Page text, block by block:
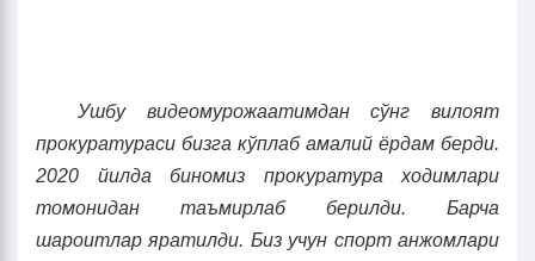
Ушбу видеомурожаатимдан сўнг вилоят
прокуратураси бизга кўплаб амалий ёрдам берди.
2020 йилда биномиз прокуратура ходимлари
томонидан таъмирлаб берилди. Барча
шароитлар яратилди. Биз учун спорт анжомлари